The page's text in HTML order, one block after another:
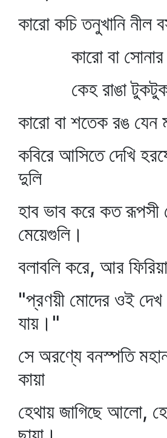
কারো কচি তনুখানি নীল
কারো বা সোনার
কেহ রাঙা
কারো বা শতেক রঙ যেন
কবিরে আসিতে দেখি
দুলি
হাব ভাব করে কত রূপসী
মেয়েগুলি।
বলাবলি করে, আর
"প্রণয়ী মোদের ওই দেখ
যায়।"
সে অরণ্যে বনস্পতি
কায়া
হেথায় জাগিছে আলো,